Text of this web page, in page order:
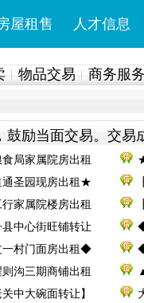
屋租售 人才信息
物品交易 商务服务
励当面交易。交易
局家属院房出租
圣园现房出租★
家属院楼房出租
中心街旺铺转让
村门面房出租◆
沟三期商铺出租
中大碗面转让】